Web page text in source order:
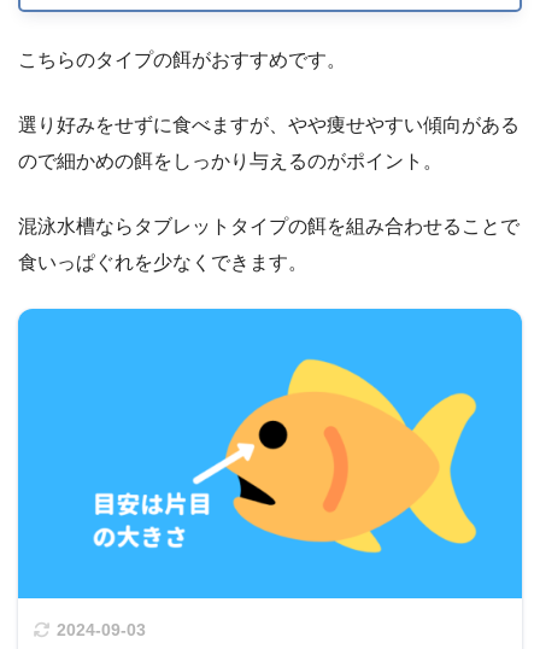
こちらのタイプの餌がおすすめです。
選り好みをせずに食べますが、やや痩せやすい傾向がある
ので細かめの餌をしっかり与えるのがポイント。
混泳水槽ならタブレットタイプの餌を組み合わせることで
食いっぱぐれを少なくできます。
2024-09-03